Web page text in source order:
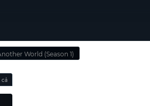
World (Season 1)
cả